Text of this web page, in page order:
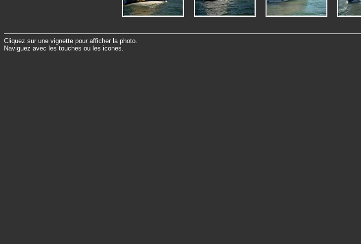
Cliquez sur une vignette pour afficher la photo.
Naviguez avec les touches ou les icones.